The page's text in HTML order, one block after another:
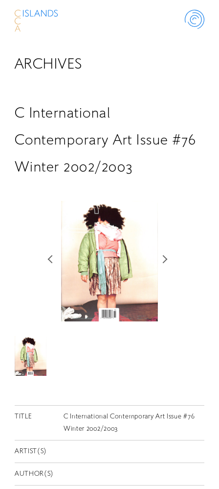
ABOUT
LIBRARY
SCHOLARSHIP
スカラシップ受賞者
CONTACT
EN
ARCHIVES
C International
Contemporary Art Issue #76
Winter 2002/2003
TITLE
C International Contemporary Art Issue #76
Winter 2002/2003
ARTIST(S)
AUTHOR(S)